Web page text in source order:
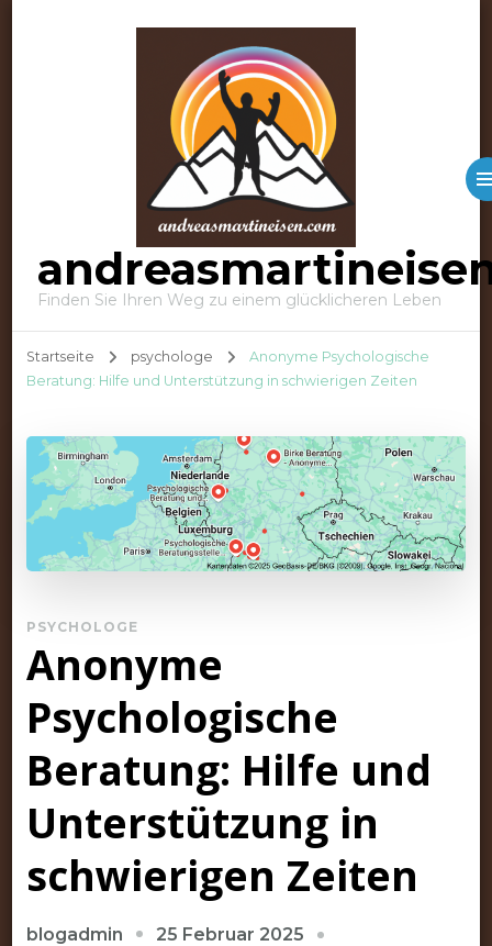
Finden Sie Ihren Weg zu einem glücklicheren Leben
Startseite psychologe
Anonyme Psychologische
Beratung: Hilfe und Unterstützung in schwierigen Zeiten
PSYCHOLOGE
Anonyme
Psychologische
Beratung: Hilfe und
Unterstützung in
schwierigen Zeiten
blogadmin
25 Februar 2025